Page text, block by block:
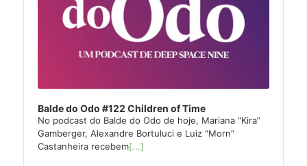
Balde do Odo #122 Children of Time
No podcast do Balde do Odo de hoje, Mariana “Kira”
Gamberger, Alexandre Bortuluci e Luiz “Morn”
Castanheira recebem[...]